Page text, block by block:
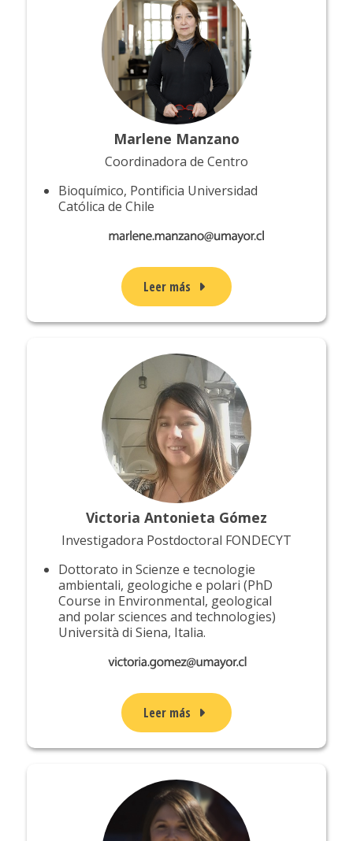
Marlene Manzano
Coordinadora de Centro
Bioquímico, Pontificia Universidad
Católica de Chile
Leer más
Victoria Antonieta Gómez
Investigadora Postdoctoral FONDECYT
Dottorato in Scienze e tecnologie
ambientali, geologiche e polari (PhD
Course in Environmental, geological
and polar sciences and technologies)
Università di Siena, Italia.
Leer más